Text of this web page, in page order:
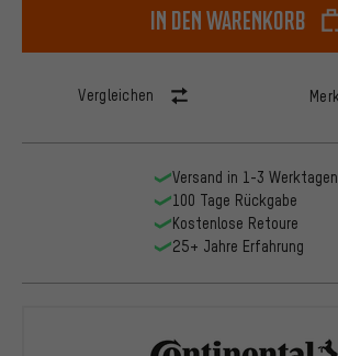
In den Warenkorb
Vergleichen
Versand in 1-3 Werktagen
100 Tage Rückgabe
Kostenlose Retoure
25+ Jahre Erfahrung